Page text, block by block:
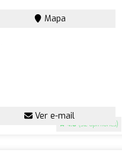
4.8 (32 opiniones)
Mapa
Ver e-mail